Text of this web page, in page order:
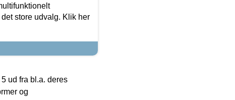
store udvalg. Klik her
ud fra bl.a. deres
og